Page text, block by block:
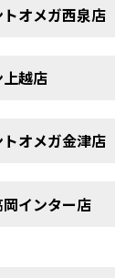
オメガ西泉店
越店
オメガ金津店
インター店